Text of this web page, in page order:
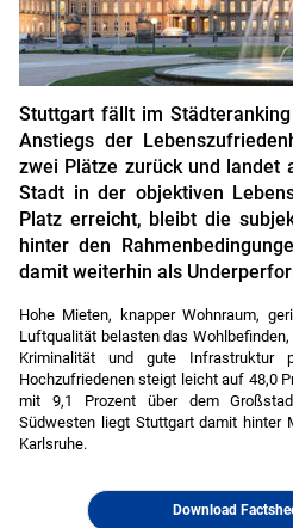
Stuttgart fällt im
Anstiegs der
zwei Plätze zurück und landet
Stadt in der objektiven
Platz erreicht, bleibt die
hinter den
damit weiterhin als
Hohe Mieten, knapper Wohnraum,
Luftqualität belasten das
Kriminalität und gute Infrastruktur
Hochzufriedenen steigt leicht auf 48,0
mit 9,1 Prozent über dem
Südwesten liegt Stuttgart damit hinter
Karlsruhe.
Download